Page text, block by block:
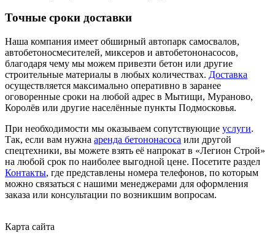
Точные сроки доставки
Наша компания имеет обширный автопарк самосвалов,
автобетоносмесителей, миксеров и автобетононасосов,
благодаря чему мы можем привезти бетон или другие
строительные материалы в любых количествах. Доставка
осуществляется максимально оперативно в заранее
оговоренные сроки на любой адрес в Мытищи, Мураново,
Королёв или другие населённые пункты Подмосковья.
При необходимости мы оказываем сопутствующие услуги.
Так, если вам нужна аренда бетононасоса или другой
спецтехники, вы можете взять её напрокат в «Легион Строй»
на любой срок по наиболее выгодной цене. Посетите раздел
Контакты, где представлены номера телефонов, по которым
можно связаться с нашими менеджерами для оформления
заказа или консультации по возникшим вопросам.
Карта сайта